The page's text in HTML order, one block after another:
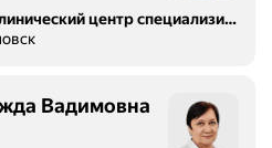
Ульяновский областной клинический центр специализированных видов медицинской помощи имени заслуженного врача России Е.М. Чучкалова
Вадимовна